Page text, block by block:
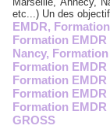
etc...) Un des
EMDR,
Formation
Nancy,
Formation
Formation
Formation EMDR
Formation EMDR
GROSS